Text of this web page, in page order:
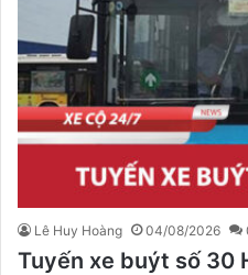
Lê Huy Hoàng 04/08/2026
Tuyến xe buýt số 30